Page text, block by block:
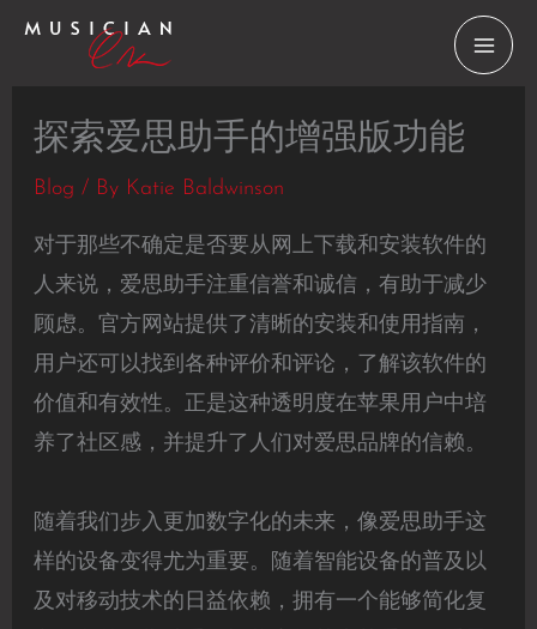
Skip
探索爱思助手的增强版功能
Blog / By Katie Baldwinson
对于那些不确定是否要从网上下载和安装软件的
人来说，爱思助手注重信誉和诚信，有助于减少
顾虑。官方网站提供了清晰的安装和使用指南，
用户还可以找到各种评价和评论，了解该软件的
价值和有效性。正是这种透明度在苹果用户中培
养了社区感，并提升了人们对爱思品牌的信赖。
随着我们步入更加数字化的未来，像爱思助手这
样的设备变得尤为重要。随着智能设备的普及以
及对移动技术的日益依赖，拥有一个能够简化复